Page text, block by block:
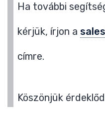
Ha további
kérjük, írjon a
címre.
Köszönjük